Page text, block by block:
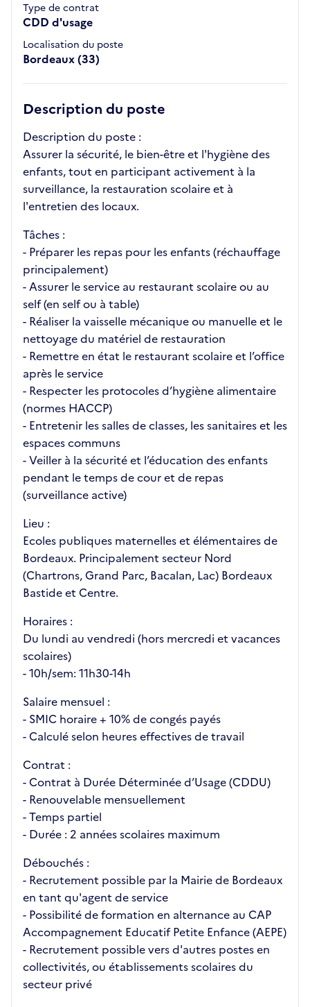
Type de contrat
CDD d'usage
Localisation du poste
Bordeaux (33)
Description du poste
Description du poste :
Assurer la sécurité, le bien-être et l'hygiène des
enfants, tout en participant activement à la
surveillance, la restauration scolaire et à
l'entretien des locaux.
Tâches :
- Préparer les repas pour les enfants (réchauffage
principalement)
- Assurer le service au restaurant scolaire ou au
self (en self ou à table)
- Réaliser la vaisselle mécanique ou manuelle et le
nettoyage du matériel de restauration
- Remettre en état le restaurant scolaire et l’office
après le service
- Respecter les protocoles d’hygiène alimentaire
(normes HACCP)
- Entretenir les salles de classes, les sanitaires et les
espaces communs
- Veiller à la sécurité et l’éducation des enfants
pendant le temps de cour et de repas
(surveillance active)
Lieu :
Ecoles publiques maternelles et élémentaires de
Bordeaux. Principalement secteur Nord
(Chartrons, Grand Parc, Bacalan, Lac) Bordeaux
Bastide et Centre.
Horaires :
Du lundi au vendredi (hors mercredi et vacances
scolaires)
- 10h/sem: 11h30-14h
Salaire mensuel :
- SMIC horaire + 10% de congés payés
- Calculé selon heures effectives de travail
Contrat :
- Contrat à Durée Déterminée d’Usage (CDDU)
- Renouvelable mensuellement
- Temps partiel
- Durée : 2 années scolaires maximum
Débouchés :
- Recrutement possible par la Mairie de Bordeaux
en tant qu'agent de service
- Possibilité de formation en alternance au CAP
Accompagnement Educatif Petite Enfance (AEPE)
- Recrutement possible vers d'autres postes en
collectivités, ou établissements scolaires du
secteur privé